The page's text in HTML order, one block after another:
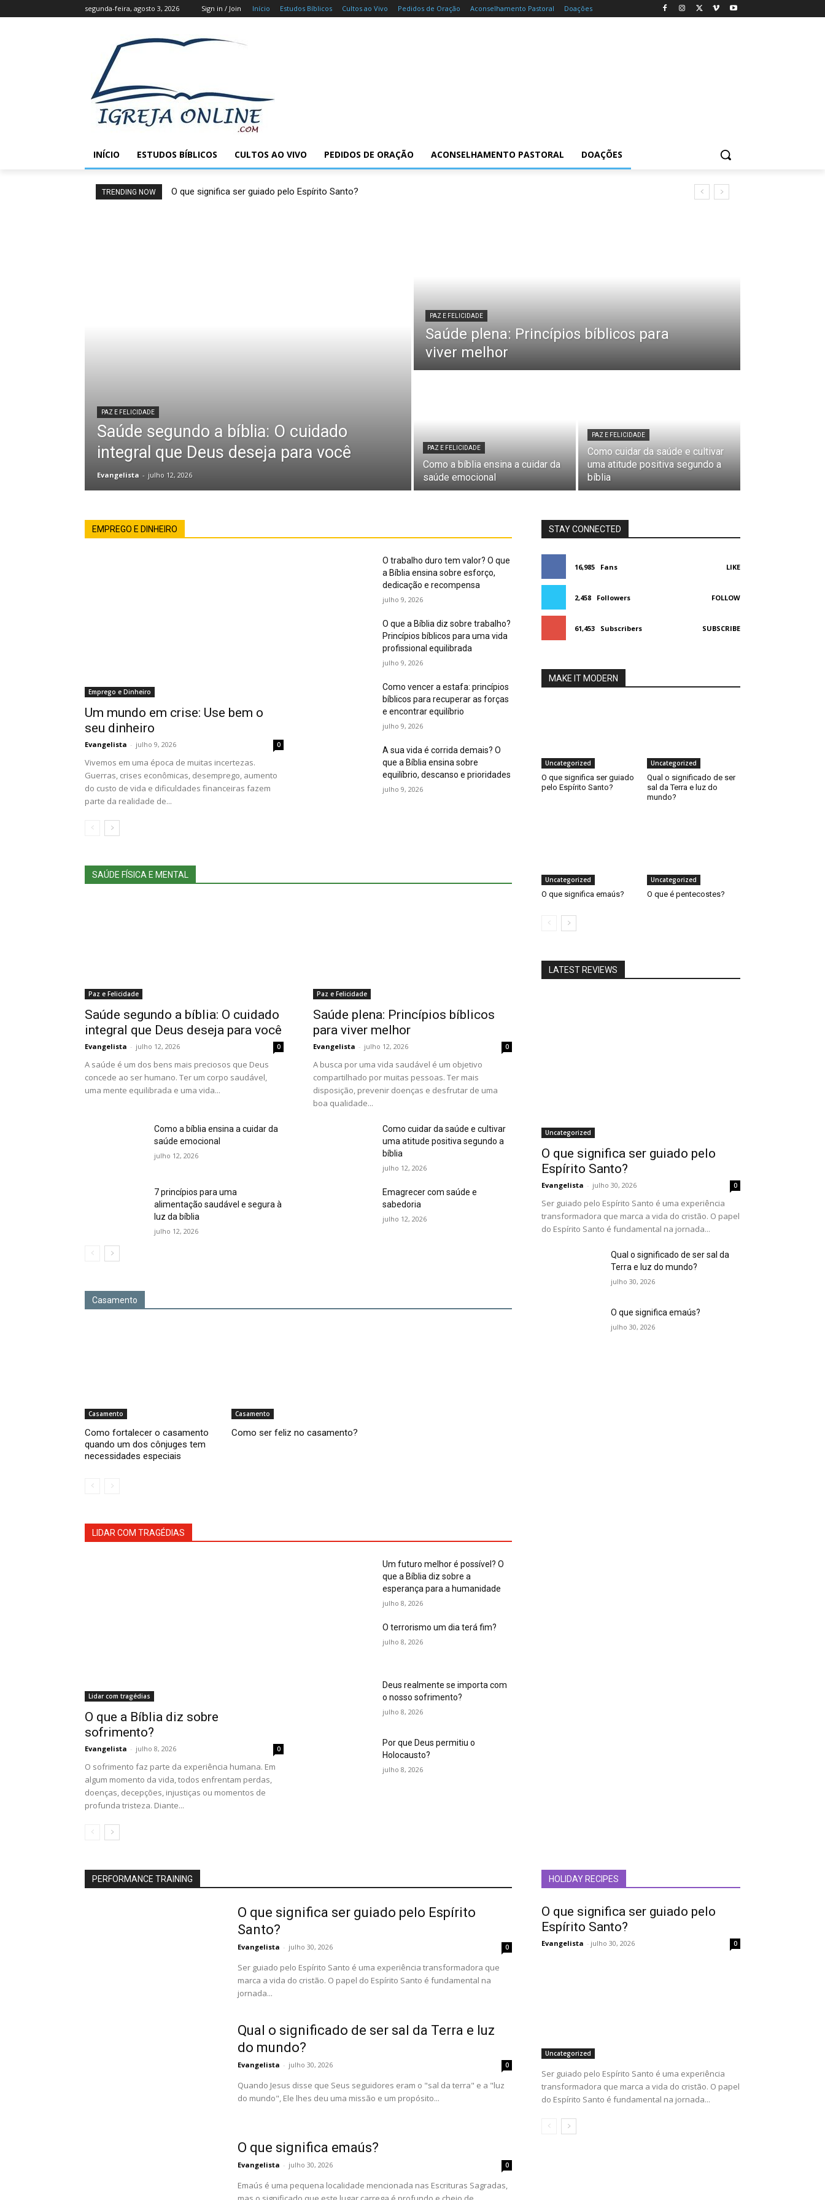
segunda-feira, agosto 3, 2026 Sign in / Join Início Estudos Bíblicos Cultos ao Vivo Pedidos de Oração Aconselhamento Pastoral Doações
INÍCIO ESTUDOS BÍBLICOS CULTOS AO VIVO PEDIDOS DE ORAÇÃO ACONSELHAMENTO PASTORAL DOAÇÕES
TRENDING NOW O que significa ser guiado pelo Espírito Santo?
PAZ E FELICIDADE
Saúde segundo a bíblia: O cuidado
integral que Deus deseja para você
Evangelista - julho 12, 2026
PAZ E FELICIDADE
Saúde plena: Princípios bíblicos para
viver melhor
PAZ E FELICIDADE
Como a bíblia ensina a cuidar da
saúde emocional
PAZ E FELICIDADE
Como cuidar da saúde e cultivar
uma atitude positiva segundo a
bíblia
EMPREGO E DINHEIRO
Emprego e Dinheiro
Um mundo em crise: Use bem o
seu dinheiro
Evangelista - julho 9, 2026 0
Vivemos em uma época de muitas incertezas.
Guerras, crises econômicas, desemprego, aumento
do custo de vida e dificuldades financeiras fazem
parte da realidade de...
O trabalho duro tem valor? O que
a Bíblia ensina sobre esforço,
dedicação e recompensa
julho 9, 2026
O que a Bíblia diz sobre trabalho?
Princípios bíblicos para uma vida
profissional equilibrada
julho 9, 2026
Como vencer a estafa: princípios
bíblicos para recuperar as forças
e encontrar equilíbrio
julho 9, 2026
A sua vida é corrida demais? O
que a Bíblia ensina sobre
equilíbrio, descanso e prioridades
julho 9, 2026
SAÚDE FÍSICA E MENTAL
Paz e Felicidade
Saúde segundo a bíblia: O cuidado
integral que Deus deseja para você
Evangelista - julho 12, 2026 0
A saúde é um dos bens mais preciosos que Deus
concede ao ser humano. Ter um corpo saudável,
uma mente equilibrada e uma vida...
Paz e Felicidade
Saúde plena: Princípios bíblicos
para viver melhor
Evangelista - julho 12, 2026 0
A busca por uma vida saudável é um objetivo
compartilhado por muitas pessoas. Ter mais
disposição, prevenir doenças e desfrutar de uma
boa qualidade...
Como a bíblia ensina a cuidar da
saúde emocional
julho 12, 2026
Como cuidar da saúde e cultivar
uma atitude positiva segundo a
bíblia
julho 12, 2026
7 princípios para uma
alimentação saudável e segura à
luz da bíblia
julho 12, 2026
Emagrecer com saúde e
sabedoria
julho 12, 2026
Casamento
Casamento
Como fortalecer o casamento
quando um dos cônjuges tem
necessidades especiais
Casamento
Como ser feliz no casamento?
LIDAR COM TRAGÉDIAS
Lidar com tragédias
O que a Bíblia diz sobre
sofrimento?
Evangelista - julho 8, 2026 0
O sofrimento faz parte da experiência humana. Em
algum momento da vida, todos enfrentam perdas,
doenças, decepções, injustiças ou momentos de
profunda tristeza. Diante...
Um futuro melhor é possível? O
que a Bíblia diz sobre a
esperança para a humanidade
julho 8, 2026
O terrorismo um dia terá fim?
julho 8, 2026
Deus realmente se importa com
o nosso sofrimento?
julho 8, 2026
Por que Deus permitiu o
Holocausto?
julho 8, 2026
STAY CONNECTED
16,985 Fans LIKE
2,458 Followers FOLLOW
61,453 Subscribers SUBSCRIBE
MAKE IT MODERN
Uncategorized
O que significa ser guiado
pelo Espírito Santo?
Uncategorized
Qual o significado de ser
sal da Terra e luz do
mundo?
Uncategorized
O que significa emaús?
Uncategorized
O que é pentecostes?
LATEST REVIEWS
Uncategorized
O que significa ser guiado pelo
Espírito Santo?
Evangelista - julho 30, 2026 0
Ser guiado pelo Espírito Santo é uma experiência
transformadora que marca a vida do cristão. O papel
do Espírito Santo é fundamental na jornada...
Qual o significado de ser sal da
Terra e luz do mundo?
julho 30, 2026
O que significa emaús?
julho 30, 2026
PERFORMANCE TRAINING
O que significa ser guiado pelo Espírito
Santo?
Evangelista - julho 30, 2026 0
Ser guiado pelo Espírito Santo é uma experiência transformadora que
marca a vida do cristão. O papel do Espírito Santo é fundamental na
jornada...
Qual o significado de ser sal da Terra e luz
do mundo?
Evangelista - julho 30, 2026 0
Quando Jesus disse que Seus seguidores eram o "sal da terra" e a "luz
do mundo", Ele lhes deu uma missão e um propósito...
O que significa emaús?
Evangelista - julho 30, 2026 0
Emaús é uma pequena localidade mencionada nas Escrituras Sagradas,
HOLIDAY RECIPES
O que significa ser guiado pelo
Espírito Santo?
Evangelista - julho 30, 2026 0
Uncategorized
Ser guiado pelo Espírito Santo é uma experiência
transformadora que marca a vida do cristão. O papel
do Espírito Santo é fundamental na jornada...